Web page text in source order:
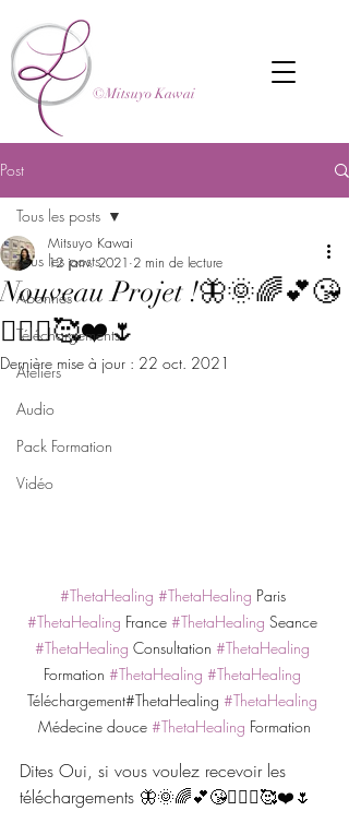
©Mitsuyo Kawai
Post
Tous les posts
Abonnés
Téléchargements
Ateliers
Audio
Pack Formation
Vidéo
Tous les posts
Nouveau Projet !🦋🌞🌈💕😘
🧘🏼‍♂️🥰❤️🌷
Mitsuyo Kawai
12 janv. 2021 2 min de lecture
Dernière mise à jour : 22 oct. 2021
#ThetaHealing #ThetaHealing Paris
#ThetaHealing France #ThetaHealing Seance
#ThetaHealing Consultation #ThetaHealing
Formation #ThetaHealing #ThetaHealing
Téléchargement#ThetaHealing #ThetaHealing
Médecine douce #ThetaHealing Formation
Dites Oui, si vous voulez recevoir les
téléchargements 🦋🌞🌈💕😘🧘🏼‍♂️🥰❤️🌷